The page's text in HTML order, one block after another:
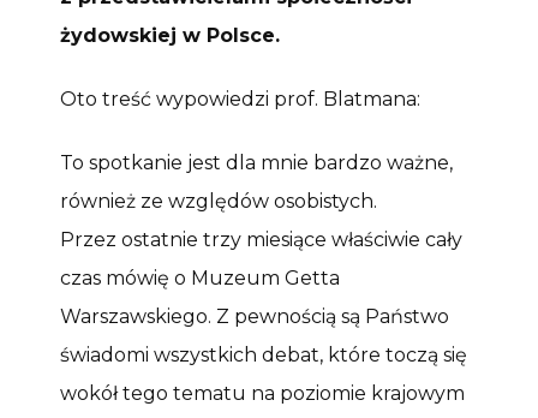
żydowskiej w Polsce.
Oto treść wypowiedzi prof. Blatmana:
To spotkanie jest dla mnie bardzo ważne,
również ze względów osobistych.
Przez ostatnie trzy miesiące właściwie cały
czas mówię o Muzeum Getta
Warszawskiego. Z pewnością są Państwo
świadomi wszystkich debat, które toczą się
wokół tego tematu na poziomie krajowym